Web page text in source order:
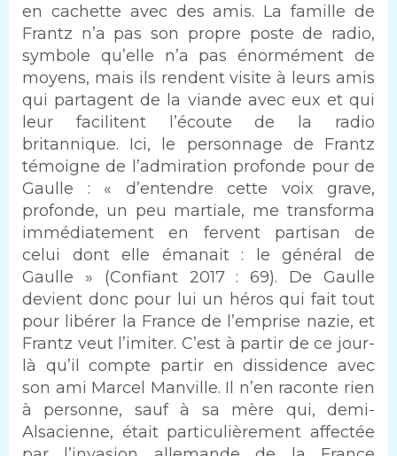
en cachette avec des amis. La famille de
Frantz n’a pas son propre poste de radio,
symbole qu’elle n’a pas énormément de
moyens, mais ils rendent visite à leurs amis
qui partagent de la viande avec eux et qui
leur facilitent l’écoute de la radio
britannique. Ici, le personnage de Frantz
témoigne de l’admiration profonde pour de
Gaulle : « d’entendre cette voix grave,
profonde, un peu martiale, me transforma
immédiatement en fervent partisan de
celui dont elle émanait : le général de
Gaulle » (Confiant 2017 : 69). De Gaulle
devient donc pour lui un héros qui fait tout
pour libérer la France de l’emprise nazie, et
Frantz veut l’imiter. C’est à partir de ce jour-
là qu’il compte partir en dissidence avec
son ami Marcel Manville. Il n’en raconte rien
à personne, sauf à sa mère qui, demi-
Alsacienne, était particulièrement affectée